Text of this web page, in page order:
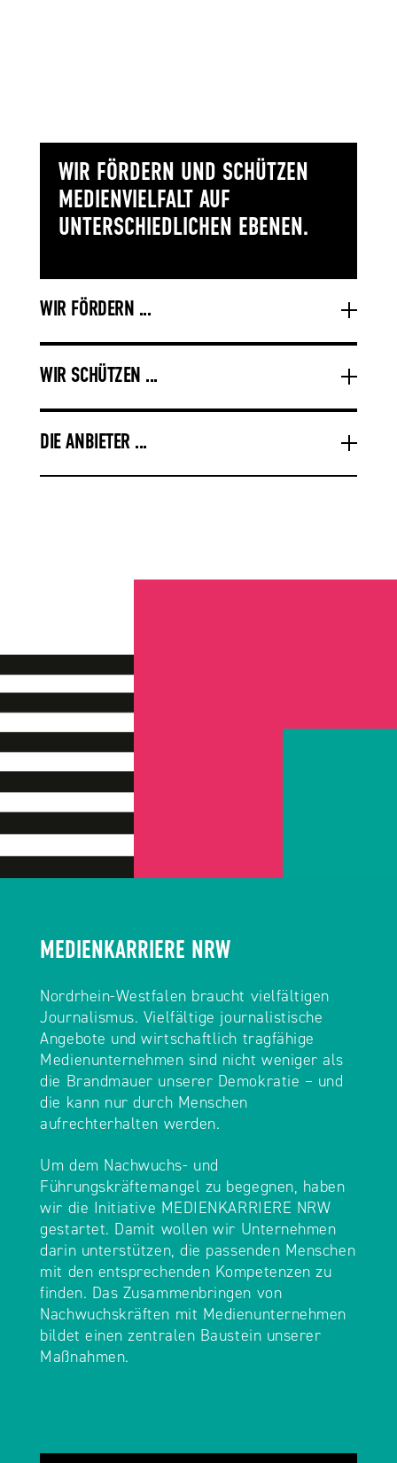
WIR FÖRDERN UND SCHÜTZEN
MEDIENVIELFALT AUF
UNTERSCHIEDLICHEN EBENEN.
WIR FÖRDERN ...
WIR SCHÜTZEN ...
DIE ANBIETER ...
MEDIENKARRIERE NRW
Nordrhein-Westfalen braucht vielfältigen
Journalismus. Vielfältige journalistische
Angebote und wirtschaftlich tragfähige
Medienunternehmen sind nicht weniger als
die Brandmauer unserer Demokratie – und
die kann nur durch Menschen
aufrechterhalten werden.
Um dem Nachwuchs- und
Führungskräftemangel zu begegnen, haben
wir die Initiative MEDIENKARRIERE NRW
gestartet. Damit wollen wir Unternehmen
darin unterstützen, die passenden Menschen
mit den entsprechenden Kompetenzen zu
finden. Das Zusammenbringen von
Nachwuchskräften mit Medienunternehmen
bildet einen zentralen Baustein unserer
Maßnahmen.